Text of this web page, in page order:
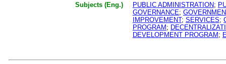
Subjects (Eng.)
PUBLIC ADMINISTRATION;
GOVERNANCE;
IMPROVEMENT; SERVICES;
PROGRAM ;
DEVELOPMENT PROGRAM ;